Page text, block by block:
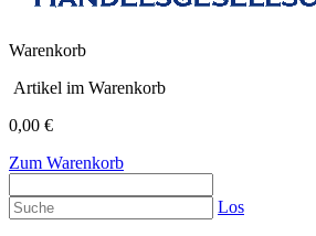
Warenkorb
Artikel im Warenkorb
0,00 €
Zum Warenkorb
Los